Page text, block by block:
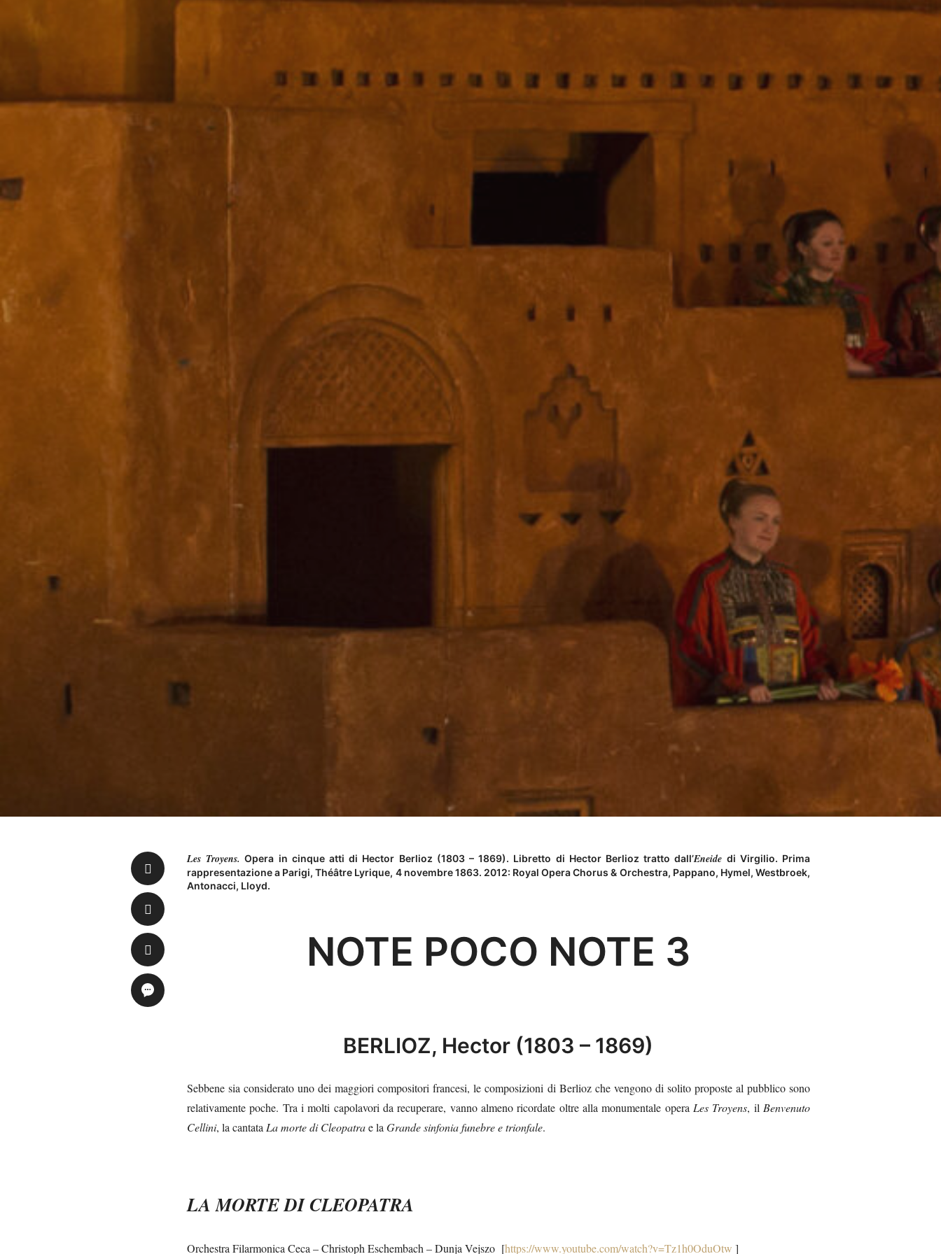
Les Troyens. Opera in cinque atti di Hector Berlioz (1803 – 1869). Libretto di Hector Berlioz tratto dall’Eneide di Virgilio. Prima
rappresentazione a Parigi, Théâtre Lyrique, 4 novembre 1863. 2012: Royal Opera Chorus & Orchestra, Pappano, Hymel, Westbroek,
Antonacci, Lloyd.
NOTE POCO NOTE 3
BERLIOZ, Hector (1803 – 1869)
Sebbene sia considerato uno dei maggiori compositori francesi, le composizioni di Berlioz che vengono di solito proposte al pubblico sono
relativamente poche. Tra i molti capolavori da recuperare, vanno almeno ricordate oltre alla monumentale opera Les Troyens, il Benvenuto
Cellini, la cantata La morte di Cleopatrae la Grande sinfonia funebre e trionfale.
LA MORTE DI CLEOPATRA
Orchestra Filarmonica Ceca – Christoph Eschembach – Dunja Vejszo [https://www.youtube.com/watch?v=Tz1h0OduOtw ]